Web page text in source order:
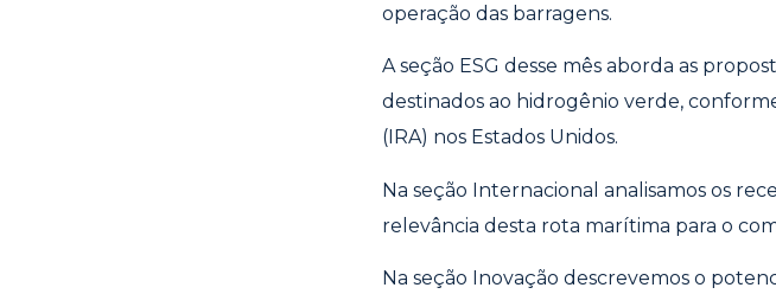
operação das barragens.
A seção ESG desse mês aborda as
destinados ao hidrogênio verde,
(IRA) nos Estados Unidos.
Na seção Internacional analisamos os
relevância desta rota marítima para o
Na seção Inovação descrevemos o